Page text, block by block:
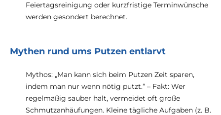
Feiertagsreinigung oder kurzfristige Terminwünsche
werden gesondert berechnet.
Mythen rund ums Putzen entlarvt
Mythos: „Man kann sich beim Putzen Zeit sparen,
indem man nur wenn nötig putzt.“ – Fakt: Wer
regelmäßig sauber hält, vermeidet oft große
Schmutzanhäufungen. Kleine tägliche Aufgaben (z. B.